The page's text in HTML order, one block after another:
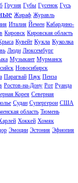
Грузия Губы Гусенок Гусь
Жираф Журавль
Италия Йемен Кабардино-
Кировск Кировская область
Кувейт Кукла Куколка
Люди Люксембург
Музыкант Мурманск
Новосибирск
Парагвай Паук Пенза
Ростов-на-Дону Рот Руанда
Корея Северная
Судан Супергерои США
область Тюмень
Хоккей Хомяк
Эмоции Эстония Эфиопия